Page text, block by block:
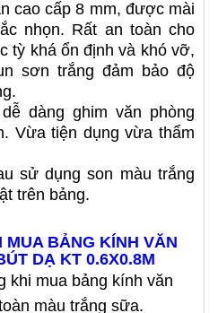
cao cấp 8 mm, được mài
nhọn. Rất an toàn cho
tỳ khá ổn định và khó vỡ,
sơn trắng đảm bảo độ
dàng ghim văn phòng
Vừa tiện dụng vừa thẩm
sử dụng son màu trắng
trên bảng.
MUA BẢNG KÍNH VĂN
DẠ KT 0.6X0.8M
khi mua bảng kính văn
màu trắng sữa.